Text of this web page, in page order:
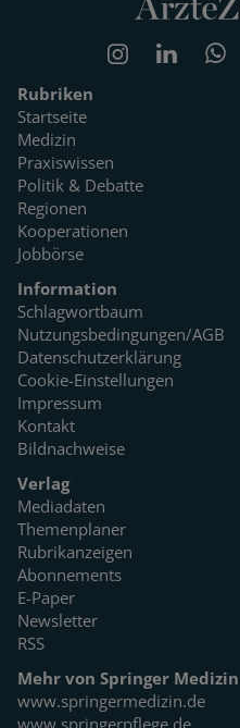
Rubriken
Startseite
Medizin
Praxiswissen
Politik & Debatte
Regionen
Kooperationen
Jobbörse
Information
Schlagwortbaum
Nutzungsbedingungen/AGB
Datenschutzerklärung
Cookie-Einstellungen
Impressum
Kontakt
Bildnachweise
Verlag
Mediadaten
Themenplaner
Rubrikanzeigen
Abonnements
E-Paper
Newsletter
RSS
Mehr von Springer Medizin
www.springermedizin.de